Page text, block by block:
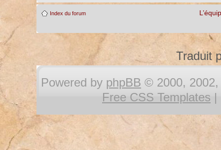
Index du forum
Traduit
Powered by phpBB © 2000, 2002,
Free CSS Templates |